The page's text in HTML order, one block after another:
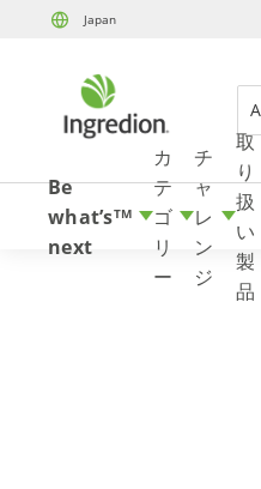
Japan
Be
what’s
next
TM
カ
テ
ゴ
リ
ー
チ
ャ
レ
ン
ジ
取
り
扱
い
製
品